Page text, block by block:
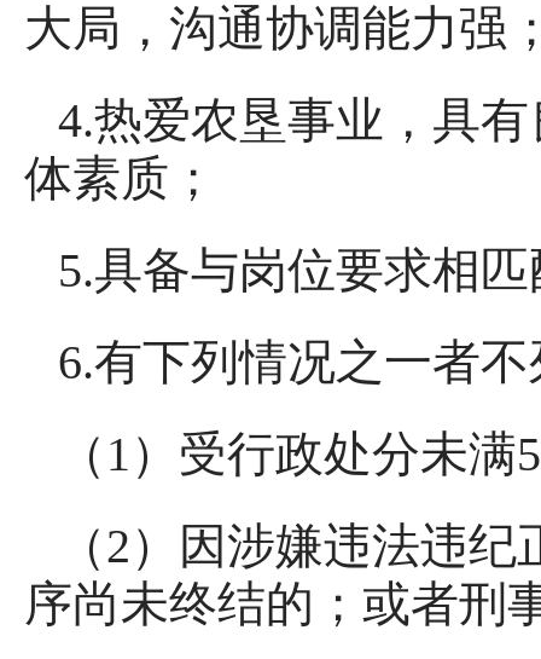
大局，沟通协调能力强
4.热爱农垦事业，具
体素质；
5.具备与岗位要求相
6.有下列情况之一者
（1）受行政处分未
（2）因涉嫌违法违
序尚未终结的；或者刑